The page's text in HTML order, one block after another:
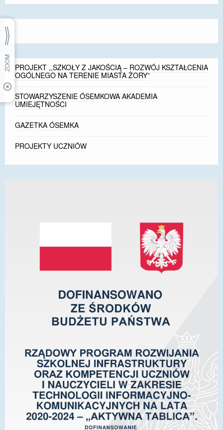
size.size.size.
PROJEKT ,,SZKOŁY Z JAKOŚCIĄ – ROZWÓJ KSZTAŁCENIA
OGÓLNEGO NA TERENIE MIASTA ŻORY”
STOWARZYSZENIE ÓSEMKOWA AKADEMIA
UMIEJĘTNOŚCI
GAZETKA ÓSEMKA
PROJEKTY UCZNIÓW